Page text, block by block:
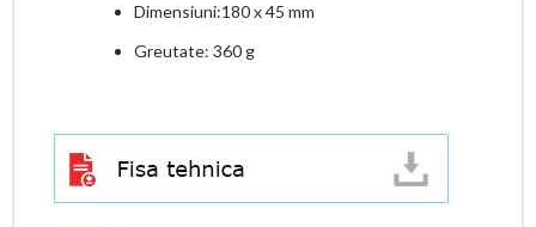
Dimensiuni:180 x 45 mm
Greutate: 360 g